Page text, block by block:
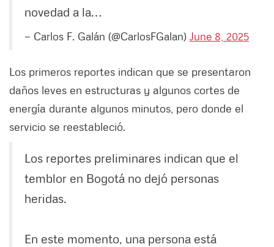
novedad a la…
— Carlos F. Galán (@CarlosFGalan) June 8, 2025
Los primeros reportes indican que se presentaron
daños leves en estructuras y algunos cortes de
energía durante algunos minutos, pero donde el
servicio se reestableció.
Los reportes preliminares indican que el
temblor en Bogotá no dejó personas
heridas.
En este momento, una persona está